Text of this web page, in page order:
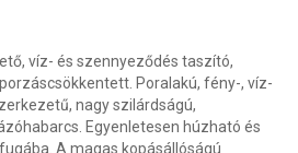
víz- és szennyeződés taszító,
Poralakú, fény-, víz-
nagy szilárdságú,
Egyenletesen húzható és
A magas kopásállóságú